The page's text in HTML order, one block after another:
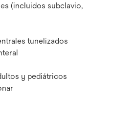
(incluidos subclavio,
tunelizados
y pediátricos